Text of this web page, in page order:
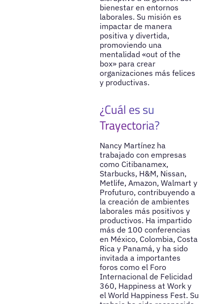
bienestar en entornos
laborales. Su misión es
impactar de manera
positiva y divertida,
promoviendo una
mentalidad «out of the
box» para crear
organizaciones más felices
y productivas.
¿Cuál es su
Trayectoria?
Nancy Martínez ha
trabajado con empresas
como Citibanamex,
Starbucks, H&M, Nissan,
Metlife, Amazon, Walmart y
Profuturo, contribuyendo a
la creación de ambientes
laborales más positivos y
productivos. Ha impartido
más de 100 conferencias
en México, Colombia, Costa
Rica y Panamá, y ha sido
invitada a importantes
foros como el Foro
Internacional de Felicidad
360, Happiness at Work y
el World Happiness Fest. Su